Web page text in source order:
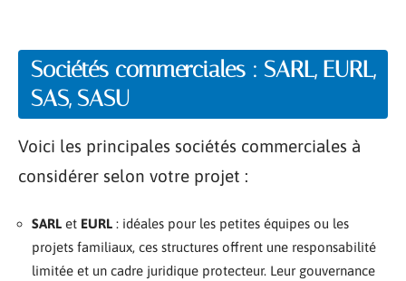
Sociétés commerciales : SARL, EURL,
SAS, SASU
Voici les principales sociétés commerciales à
considérer selon votre projet :
SARL et EURL : idéales pour les petites équipes ou les
projets familiaux, ces structures offrent une responsabilité
limitée et un cadre juridique protecteur. Leur gouvernance